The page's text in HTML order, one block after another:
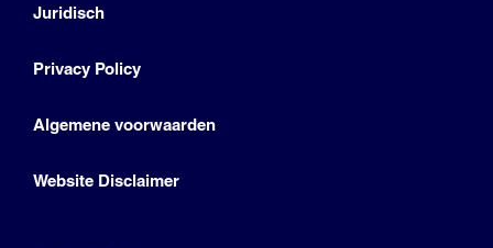
Juridisch
Privacy Policy
Algemene voorwaarden
Website Disclaimer